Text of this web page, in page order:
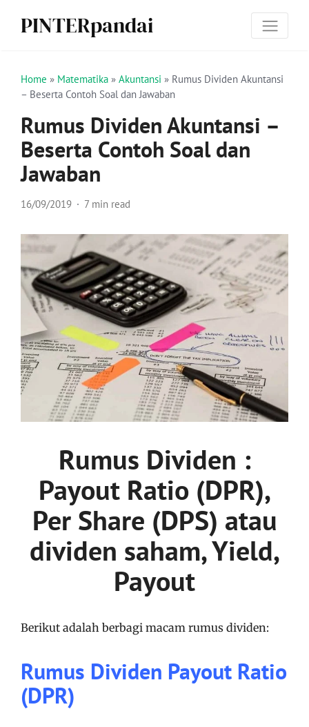
PINTERpandai
Home » Matematika » Akuntansi » Rumus Dividen Akuntansi
– Beserta Contoh Soal dan Jawaban
Rumus Dividen Akuntansi –
Beserta Contoh Soal dan
Jawaban
16/09/2019 7 min read
Rumus Dividen :
Payout Ratio (DPR),
Per Share (DPS) atau
dividen saham, Yield,
Payout
Berikut adalah berbagi macam rumus dividen:
Rumus Dividen Payout Ratio
(DPR)